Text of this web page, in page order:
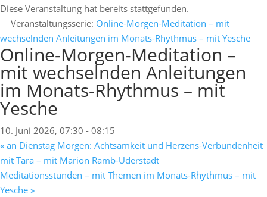
Diese Veranstaltung hat bereits stattgefunden.
Veranstaltungsserie: Online-Morgen-Meditation – mit
wechselnden Anleitungen im Monats-Rhythmus – mit Yesche
Online-Morgen-Meditation –
mit wechselnden Anleitungen
im Monats-Rhythmus – mit
Yesche
10. Juni 2026, 07:30 - 08:15
« an Dienstag Morgen: Achtsamkeit und Herzens-Verbundenheit
mit Tara – mit Marion Ramb-Uderstadt
Meditationsstunden – mit Themen im Monats-Rhythmus – mit
Yesche »